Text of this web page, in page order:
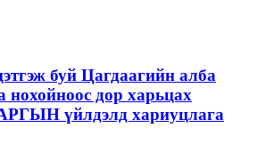
буй Цагдаагийн алба
нохойноос дор харьцах
үйлдэлд хариуцлага